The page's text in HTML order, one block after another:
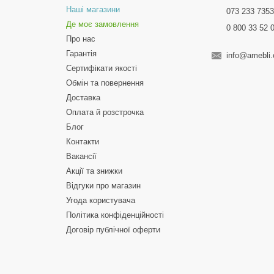
Наші магазини
Де моє замовлення
Про нас
Гарантія
Сертифікати якості
Обмін та повернення
Доставка
Оплата й розстрочка
Блог
Контакти
Вакансії
Акції та знижки
Відгуки про магазин
Угода користувача
Політика конфіденційності
Договір публічної оферти
073 233 7353
0 800 33 52